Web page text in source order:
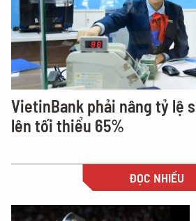
VietinBank phải nâng tỷ lệ
lên tối thiểu 65%
ĐỌC NHIỀU